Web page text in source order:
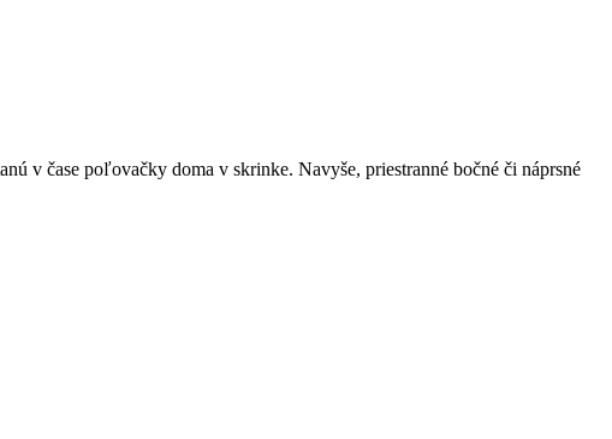
v čase poľovačky doma v skrinke. Navyše, priestranné bočné či náprsné